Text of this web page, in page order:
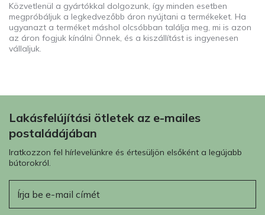
Közvetlenül a gyártókkal dolgozunk, így minden esetben
megpróbáljuk a legkedvezőbb áron nyújtani a termékeket. Ha
ugyanazt a terméket máshol olcsóbban találja meg, mi is azon
az áron fogjuk kínálni Önnek, és a kiszállítást is ingyenesen
vállaljuk.
Lakásfelújítási ötletek az e-mailes
postaládájában
Iratkozzon fel hírlevelünkre és értesüljön elsőként a legújabb
bútorokról.